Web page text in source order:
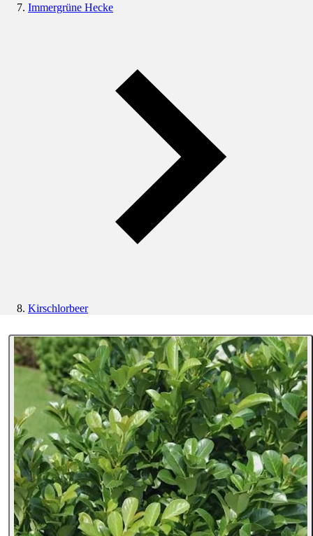
Immergrüne Hecke
Kirschlorbeer